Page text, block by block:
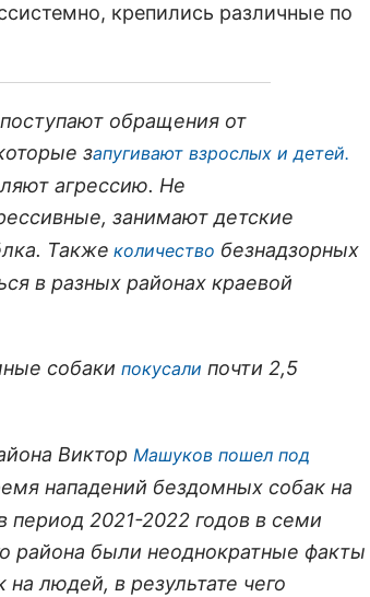
крепились различные по
обращения от
запугивают взрослых и детей.
агрессию. Не
занимают детские
Также количество безнадзорных
в разных районах краевой
собаки покусали почти 2,5
Виктор Машуков пошел под
нападений бездомных собак на
2021-2022 годов в семи
района были неоднократные факты
людей, в результате чего